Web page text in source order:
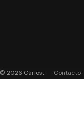
© 2026 Carlost Contacto